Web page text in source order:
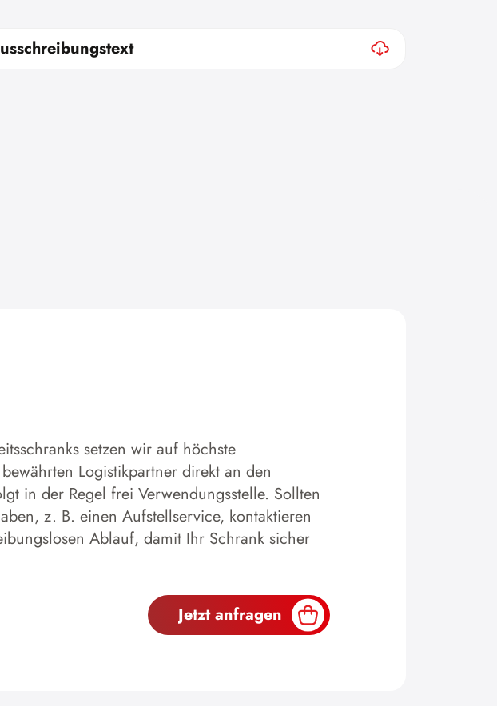
setzen wir auf höchste
Logistikpartner direkt an den
in der Regel frei Verwendungsstelle. Sollten
z. B. einen Aufstellservice, kontaktieren
Ablauf, damit Ihr Schrank sicher
Jetzt anfragen